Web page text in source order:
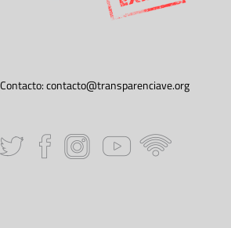
Contacto:contacto@transparenciave.org